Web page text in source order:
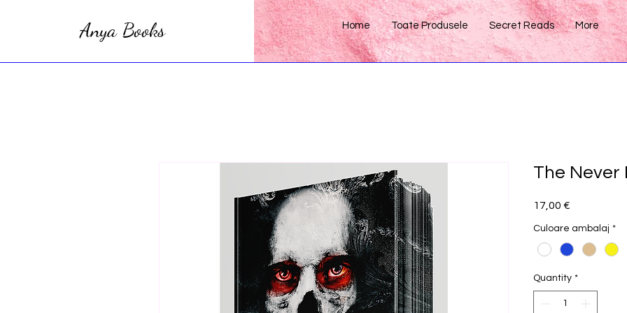
Anya Books Home Toate Produsele Secret Reads More
The Never
17,00 €
Culoare ambalaj *
Quantity *